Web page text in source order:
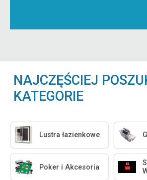
NAJCZĘŚCIEJ
KATEGORIE
Lustra łazienkowe
Poker i Akcesoria